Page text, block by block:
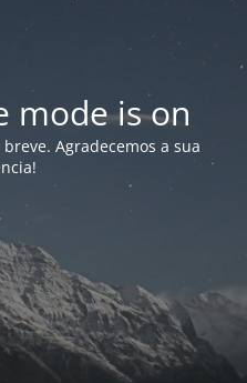
mode is on
Agradecemos a sua